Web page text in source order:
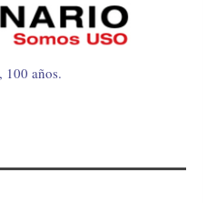
100 años.